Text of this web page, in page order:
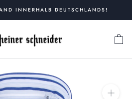
INNERHALB DEUTSCHLANDS!